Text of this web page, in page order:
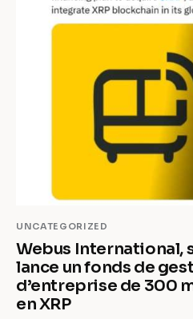
UNCATEGORIZED
Webus International,
lance un fonds de
d’entreprise de 300
en XRP